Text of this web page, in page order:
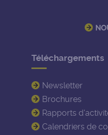
Téléchargements
Newsletter
Brochures
Rapports
Calendriers de